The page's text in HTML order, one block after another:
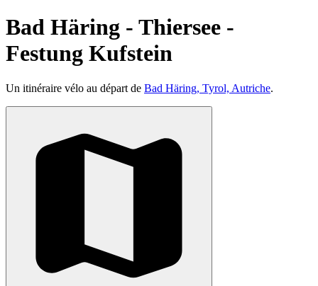
Bad Häring - Thiersee -
Festung Kufstein
Un itinéraire vélo au départ de Bad Häring, Tyrol, Autriche.